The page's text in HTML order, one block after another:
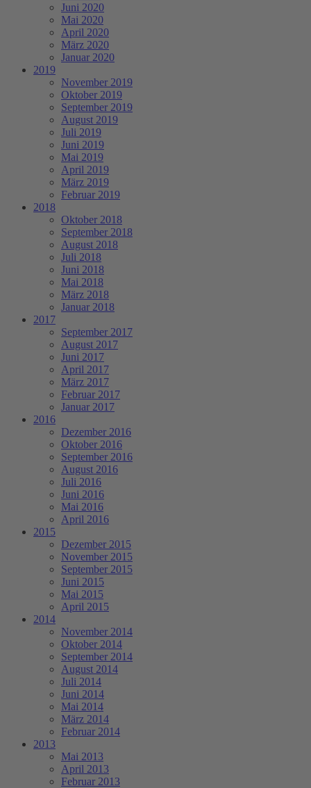
Juni 2020
Mai 2020
April 2020
März 2020
Januar 2020
2019
November 2019
Oktober 2019
September 2019
August 2019
Juli 2019
Juni 2019
Mai 2019
April 2019
März 2019
Februar 2019
2018
Oktober 2018
September 2018
August 2018
Juli 2018
Juni 2018
Mai 2018
März 2018
Januar 2018
2017
September 2017
August 2017
Juni 2017
April 2017
März 2017
Februar 2017
Januar 2017
2016
Dezember 2016
Oktober 2016
September 2016
August 2016
Juli 2016
Juni 2016
Mai 2016
April 2016
2015
Dezember 2015
November 2015
September 2015
Juni 2015
Mai 2015
April 2015
2014
November 2014
Oktober 2014
September 2014
August 2014
Juli 2014
Juni 2014
Mai 2014
März 2014
Februar 2014
2013
Mai 2013
April 2013
Februar 2013